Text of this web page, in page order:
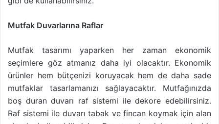
Mutfak Duvarlarına Raflar
Mutfak tasarımı yaparken her zaman ekonomik
seçimlere göz atmanız daha iyi olacaktır. Ekonomik
ürünler hem bütçenizi koruyacak hem de daha sade
mutfaklar tasarlamanızı sağlayacaktır. Mutfağınızda
boş duran duvarı raf sistemi ile dekore edebilirsiniz.
Raf sistemi ile duvarı tabak ve fincan koymak için alan